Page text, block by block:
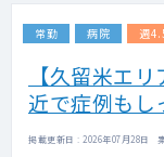
常勤 病院 週
【久留米エ
近で症例もし
掲載更新日 : 2026年07月28日